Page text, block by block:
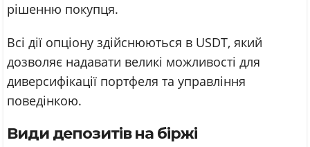
рішенню покупця.
Всі дії опціону здійснюються в USDT, який
дозволяє надавати великі можливості для
диверсифікації портфеля та управління
поведінкою.
Види депозитів на біржі